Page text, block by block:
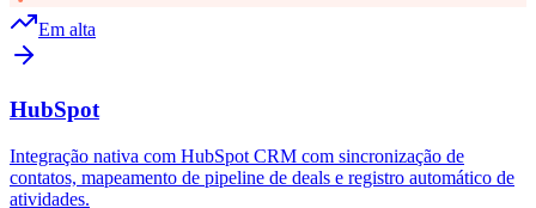
Em alta
HubSpot
Integração nativa com HubSpot CRM com sincronização de
contatos, mapeamento de pipeline de deals e registro automático de
atividades.